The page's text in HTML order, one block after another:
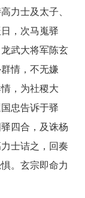
力士及太子、
，次马嵬驿
武大将军陈玄
情，不无嫌
，为社稷大
忠告诉于驿
四合，及诛杨
士诘之，回奏
。玄宗即命力